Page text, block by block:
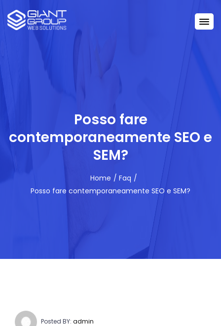
Posso fare
contemporaneamente SEO e
SEM?
Home
Faq
Posso fare contemporaneamente SEO e SEM?
Posted BY: admin